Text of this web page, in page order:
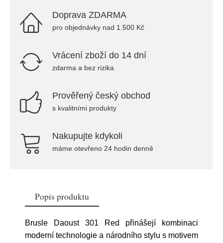
Doprava ZDARMA
pro objednávky nad 1.500 Kč
Vrácení zboží do 14 dní
zdarma a bez rizika
Prověřený český obchod
s kvalitními produkty
Nakupujte kdykoli
máme otevřeno 24 hodin denně
Popis produktu
Brusle Daoust 301 Red přinášejí kombinaci
moderní technologie a národního stylu s motivem